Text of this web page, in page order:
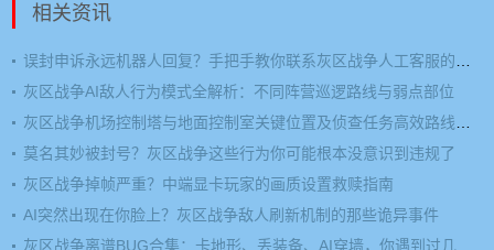
相关资讯
灰区战争AI敌人行为模式全解析：不同阵营巡逻路线与弱点部位
莫名其妙被封号？灰区战争这些行为你可能根本没意识到违规了
灰区战争掉帧严重？中端显卡玩家的画质设置救赎指南
AI突然出现在你脸上？灰区战争敌人刷新机制的那些诡异事件